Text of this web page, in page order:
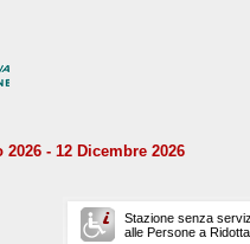
2026 - 12 Dicembre 2026
Stazione senza
alle Persone a